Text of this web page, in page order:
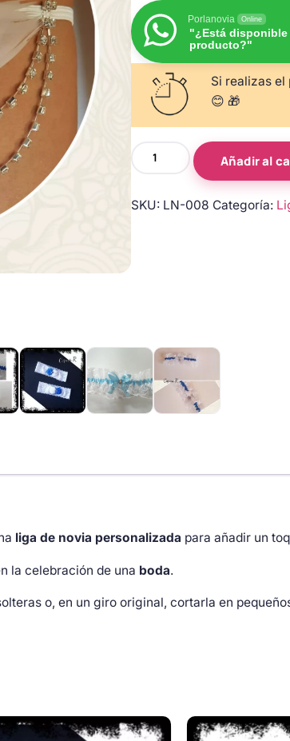
Porlanovia Online
"¿Está disponible
producto?"
Si realizas el
😊 🎁
Liga
blancas
Añadir al
SKU: LN-008 Categoría:
liga de novia personalizada para añadir un
la celebración de una boda.
o, en un giro original, cortarla en